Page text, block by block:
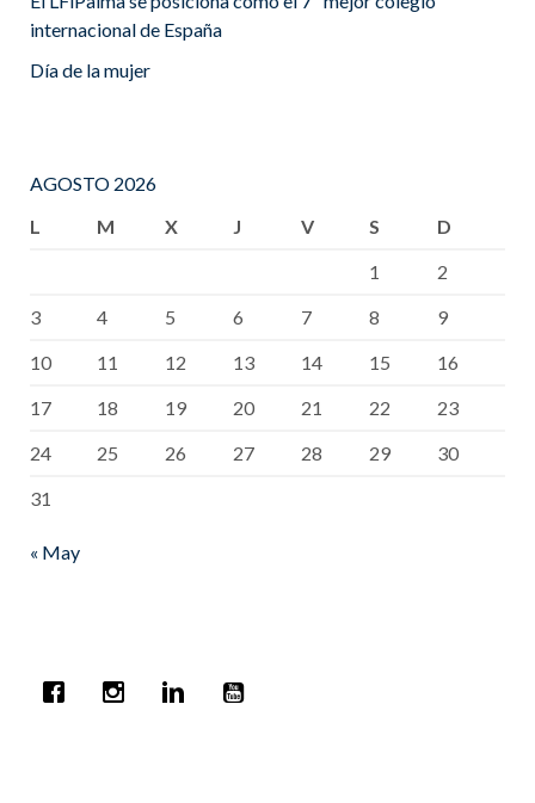
internacional de España
Día de la mujer
AGOSTO 2026
L
M X J V S
D
1
2
3
4 5 6 7 8
9
10
11 12 13 14 15
16
17
18 19 20 21 22
23
24
25 26 27 28 29
30
31
« May